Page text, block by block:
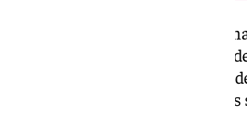
Las salas del Museo de la
exposición «Rostros de Pasión»
la muestra de la cartelería
14.00h y de 16.00h a 18.00h y